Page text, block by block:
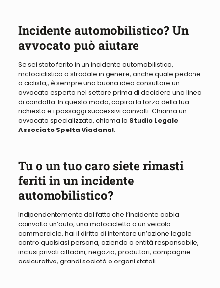
Incidente automobilistico? Un
avvocato può aiutare
Se sei stato ferito in un incidente automobilistico,
motociclistico o stradale in genere, anche quale pedone
o ciclista,, è sempre una buona idea consultare un
avvocato esperto nel settore prima di decidere una linea
di condotta. In questo modo, capirai la forza della tua
richiesta e i passaggi successivi coinvolti. Chiama un
avvocato specializzato, chiama lo Studio Legale
Associato Spelta Viadana!.
Tu o un tuo caro siete rimasti
feriti in un incidente
automobilistico?
Indipendentemente dal fatto che l’incidente abbia
coinvolto un’auto, una motocicletta o un veicolo
commerciale, hai il diritto di intentare un’azione legale
contro qualsiasi persona, azienda o entità responsabile,
inclusi privati ​​cittadini, negozio, produttori, compagnie
assicurative, grandi società e organi statali.